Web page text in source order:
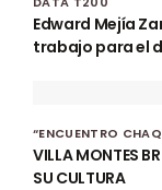
Edward Mejía
trabajo para el
“ENCUENTRO
VILLA MONTES
SU CULTURA